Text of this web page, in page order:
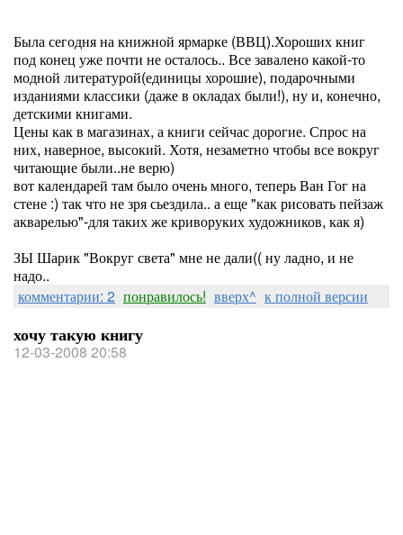
Была сегодня на книжной ярмарке (ВВЦ).Хороших книг
под конец уже почти не осталось.. Все завалено какой-то
модной литературой(единицы хорошие), подарочными
изданиями классики (даже в окладах были!), ну и, конечно,
детскими книгами.
Цены как в магазинах, а книги сейчас дорогие. Спрос на
них, наверное, высокий. Хотя, незаметно чтобы все вокруг
читающие были..не верю)
вот календарей там было очень много, теперь Ван Гог на
стене :) так что не зря сьездила.. а еще "как рисовать пейзаж
акварелью"-для таких же криворуких художников, как я)
ЗЫ Шарик "Вокруг света" мне не дали(( ну ладно, и не
надо..
комментарии: 2 понравилось! вверх^ к полной версии
хочу такую книгу
12-03-2008 20:58